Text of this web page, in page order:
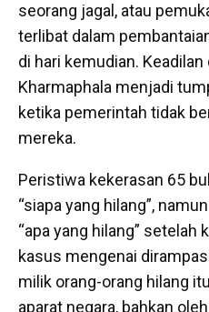
seorang jagal, atau
terlibat dalam
di hari kemudian.
Kharmaphala menjadi
ketika pemerintah tidak
mereka.
Peristiwa kekerasan 65
“siapa yang hilang”,
“apa yang hilang” setelah
kasus mengenai
milik orang-orang hilang
aparat negara, bahkan